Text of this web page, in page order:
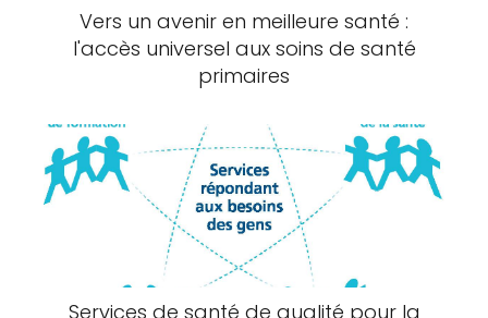
Vers un avenir en meilleure santé :
l'accès universel aux soins de santé
primaires
Services de santé de qualité pour la